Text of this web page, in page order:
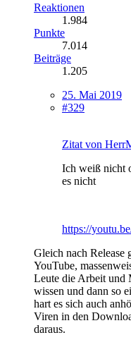
Reaktionen
1.984
Punkte
7.014
Beiträge
1.205
25. Mai 2019
#329
Zitat von
Ich weiß nicht
es nicht
https://
Gleich nach Release
YouTube,
Leute die Arbeit und
wissen und dann so
hart es sich auch
Viren in den
daraus.